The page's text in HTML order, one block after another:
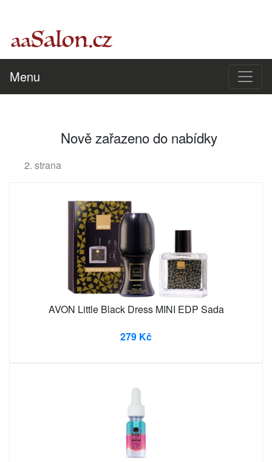
Menu
Nově zařazeno do nabídky
2. strana
AVON Little Black Dress MINI EDP Sada
279 Kč